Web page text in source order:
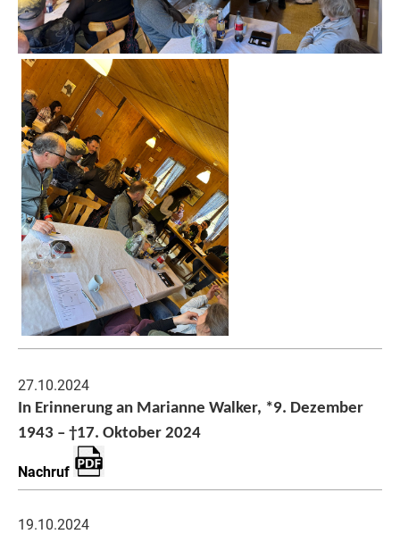
27.10.2024
In Erinnerung an Marianne Walker, *9. Dezember
1943 – †17. Oktober 2024
Nachruf
19.10.2024